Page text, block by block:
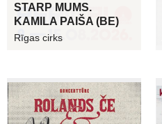
STARP MUMS.
KAMILA PAIŠA (BE)
Rīgas cirks